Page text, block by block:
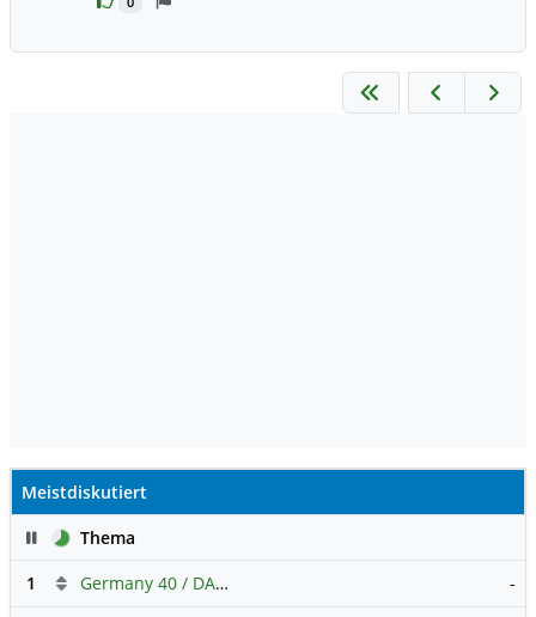
Meistdiskutiert
PauseThema
1
Germany 40 / DAX Prognose -